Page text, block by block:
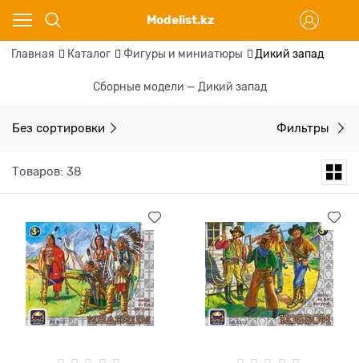
Modelist.kz
Главная Каталог Фигуры и миниатюры Дикий запад
Сборные модели — Дикий запад
Без сортировки Фильтры
Товаров: 38